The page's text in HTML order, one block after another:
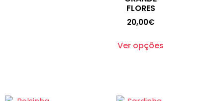
FLORES
20,00€
Ver opções